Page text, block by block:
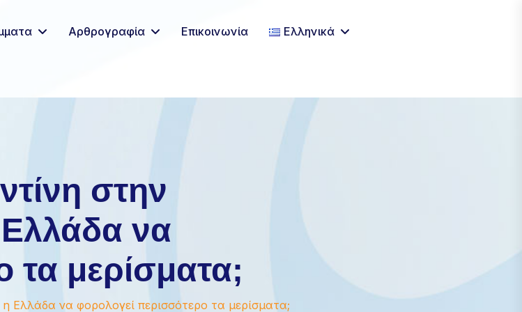
Αρθρογραφία Επικοινωνία Ελληνικά
στην
να
τα μερίσματα;
Ελλάδα να φορολογεί περισσότερο τα μερίσματα;